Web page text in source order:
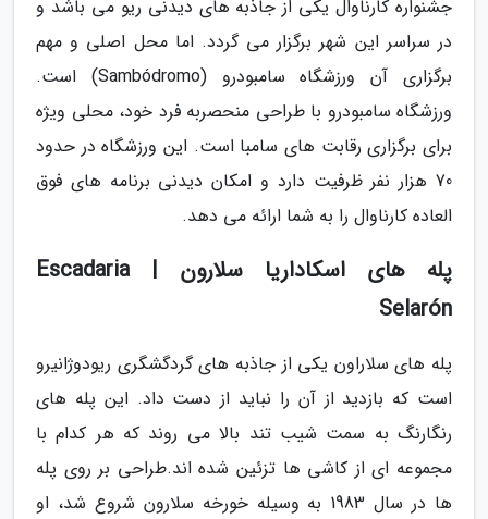
جشنواره کارناوال یکی از جاذبه های دیدنی ریو می باشد و
در سراسر این شهر برگزار می گردد. اما محل اصلی و مهم
برگزاری آن ورزشگاه سامبودرو (Sambódromo) است.
ورزشگاه سامبودرو با طراحی منحصربه فرد خود، محلی ویژه
برای برگزاری رقابت های سامبا است. این ورزشگاه در حدود
70 هزار نفر ظرفیت دارد و امکان دیدنی برنامه های فوق
العاده کارناوال را به شما ارائه می دهد.
پله های اسکاداریا سلارون | Escadaria
Selarón
پله های سلاراون یکی از جاذبه های گردگشگری ریودوژانیرو
است که بازدید از آن را نباید از دست داد. این پله های
رنگارنگ به سمت شیب تند بالا می روند که هر کدام با
مجموعه ای از کاشی ها تزئین شده اند.طراحی بر روی پله
ها در سال 1983 به وسیله خورخه سلارون شروع شد، او